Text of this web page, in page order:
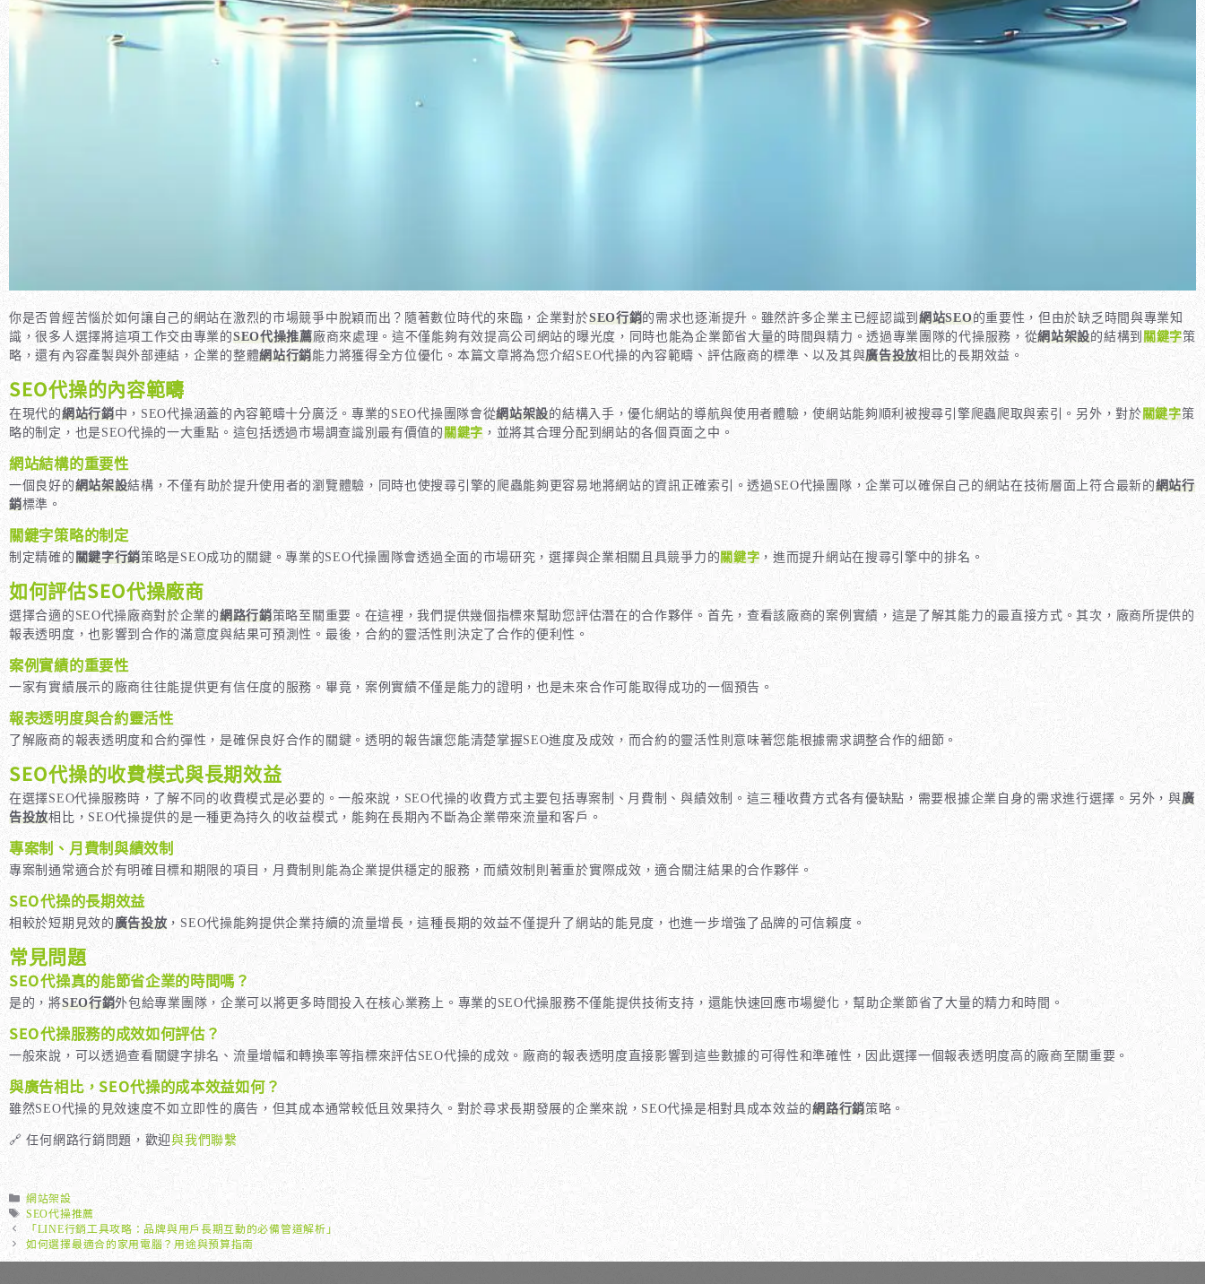
你是否曾經苦惱於如何讓自己的網站在激烈的市場競爭中脫穎而出？隨著數位時代的來臨，企業對於SEO行銷的需求也逐漸提升。雖然許多企業主已經認識到網站SEO的重要性，但由於缺乏時間與專業知
識，很多人選擇將這項工作交由專業的SEO代操推薦廠商來處理。這不僅能夠有效提高公司網站的曝光度，同時也能為企業節省大量的時間與精力。透過專業團隊的代操服務，從網站架設的結構到 關鍵字策
略，還有內容產製與外部連結，企業的整體網站行銷能力將獲得全方位優化。本篇文章將為您介紹SEO代操的內容範疇、評估廠商的標準、以及其與廣告投放相比的長期效益。
SEO代操的內容範疇
在現代的網站行銷中，SEO代操涵蓋的內容範疇十分廣泛。專業的SEO代操團隊會從網站架設的結構入手，優化網站的導航與使用者體驗，使網站能夠順利被搜尋引擎爬蟲爬取與索引。另外，對於關鍵字策
略的制定，也是SEO代操的一大重點。這包括透過市場調查識別最有價值的關鍵字，並將其合理分配到網站的各個頁面之中。
網站結構的重要性
一個良好的網站架設結構，不僅有助於提升使用者的瀏覽體驗，同時也使搜尋引擎的爬蟲能夠更容易地將網站的資訊正確索引。透過SEO代操團隊，企業可以確保自己的網站在技術層面上符合最新的網站行
銷標準。
關鍵字策略的制定
制定精確的關鍵字行銷策略是SEO成功的關鍵。專業的SEO代操團隊會透過全面的市場研究，選擇與企業相關且具競爭力的關鍵字 ，進而提升網站在搜尋引擎中的排名。
如何評估SEO代操廠商
選擇合適的SEO代操廠商對於企業的網路行銷策略至關重要。在這裡，我們提供幾個指標來幫助您評估潛在的合作夥伴。首先，查看該廠商的案例實績，這是了解其能力的最直接方式。其次，廠商所提供的
報表透明度，也影響到合作的滿意度與結果可預測性。最後，合約的靈活性則決定了合作的便利性。
案例實績的重要性
一家有實績展示的廠商往往能提供更有信任度的服務。畢竟，案例實績不僅是能力的證明，也是未來合作可能取得成功的一個預告。
報表透明度與合約靈活性
了解廠商的報表透明度和合約彈性，是確保良好合作的關鍵。透明的報告讓您能清楚掌握SEO進度及成效，而合約的靈活性則意味著您能根據需求調整合作的細節。
SEO代操的收費模式與長期效益
在選擇SEO代操服務時，了解不同的收費模式是必要的。一般來說，SEO代操的收費方式主要包括專案制、月費制、與績效制。這三種收費方式各有優缺點，需要根據企業自身的需求進行選擇。另外，與廣
告投放相比，SEO代操提供的是一種更為持久的收益模式，能夠在長期內不斷為企業帶來流量和客戶。
專案制、月費制與績效制
專案制通常適合於有明確目標和期限的項目，月費制則能為企業提供穩定的服務，而績效制則著重於實際成效，適合關注結果的合作夥伴。
SEO代操的長期效益
相較於短期見效的廣告投放 ，SEO代操能夠提供企業持續的流量增長，這種長期的效益不僅提升了網站的能見度，也進一步增強了品牌的可信賴度。
常見問題
SEO代操真的能節省企業的時間嗎？
是的，將SEO行銷外包給專業團隊，企業可以將更多時間投入在核心業務上。專業的SEO代操服務不僅能提供技術支持，還能快速回應市場變化，幫助企業節省了大量的精力和時間。
SEO代操服務的成效如何評估？
一般來說，可以透過查看關鍵字排名、流量增幅和轉換率等指標來評估SEO代操的成效。廠商的報表透明度直接影響到這些數據的可得性和準確性，因此選擇一個報表透明度高的廠商至關重要。
與廣告相比，SEO代操的成本效益如何？
雖然SEO代操的見效速度不如立即性的廣告，但其成本通常較低且效果持久。對於尋求長期發展的企業來說，SEO代操是相對具成本效益的網路行銷策略。
🔗 任何網路行銷問題，歡迎與我們聯繫
分
類
網站架設
標
籤
SEO代操推薦
「LINE行銷工具攻略：品牌與用戶長期互動的必備管道解析」
如何選擇最適合的家用電腦？用途與預算指南